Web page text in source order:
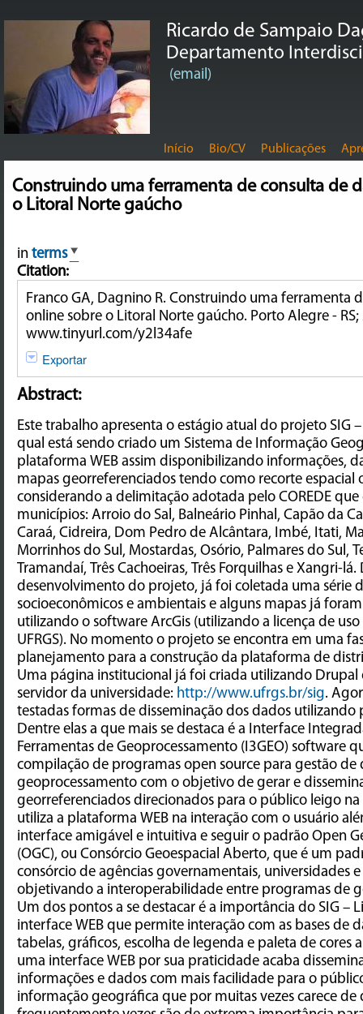
Ricardo de Sampaio
Departamento
(email)
Início Bio/CV Publicações
Construindo uma ferramenta de consulta de
o Litoral Norte gaúcho
interms
Citation:
Franco GA, Dagnino R. Construindo uma ferramenta
online sobre o Litoral Norte gaúcho. Porto Alegre -
www.tinyurl.com/y2l34afe
Exportar
Abstract:
Este trabalho apresenta o estágio atual do projeto SIG –
qual está sendo criado um Sistema de Informação
plataforma WEB assim disponibilizando informações,
mapas georreferenciados tendo como recorte espacial
considerando a delimitação adotada pelo COREDE
municípios: Arroio do Sal, Balneário Pinhal, Capão da
Caraá, Cidreira, Dom Pedro de Alcântara, Imbé, Itati,
Morrinhos do Sul, Mostardas, Osório, Palmares do Sul,
Tramandaí, Três Cachoeiras, Três Forquilhas e Xangri-
desenvolvimento do projeto, já foi coletada uma série
socioeconômicos e ambientais e alguns mapas já
utilizando o software ArcGis (utilizando a licença de
UFRGS). No momento o projeto se encontra em uma
planejamento para a construção da plataforma de
Uma página institucional já foi criada utilizando Drupal
servidor da universidade: http://www.ufrgs.br/sig.
testadas formas de disseminação dos dados
Dentre elas a que mais se destaca é a Interface
Ferramentas de Geoprocessamento (I3GEO) software
compilação de programas open source para gestão de
geoprocessamento com o objetivo de gerar e
georreferenciados direcionados para o público leigo
utiliza a plataforma WEB na interação com o usuário
interface amigável e intuitiva e seguir o padrão Open
(OGC), ou Consórcio Geoespacial Aberto, que é um
consórcio de agências governamentais, universidades
objetivando a interoperabilidade entre programas de
Um dos pontos a se destacar é a importância do SIG –
interface WEB que permite interação com as bases de
tabelas, gráficos, escolha de legenda e paleta de cores
uma interface WEB por sua praticidade acaba
informações e dados com mais facilidade para o
informação geográfica que por muitas vezes carece de